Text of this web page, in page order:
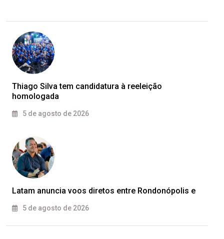
Thiago Silva tem candidatura à reeleição
homologada
5 de agosto de 2026
Latam anuncia voos diretos entre Rondonópolis e
5 de agosto de 2026